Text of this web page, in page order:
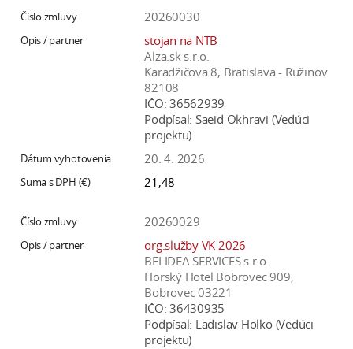
20260030
stojan na NTB
Alza.sk s.r.o.
Karadžičova 8, Bratislava - Ružinov
82108
IČO: 36562939
Podpísal: Saeid Okhravi (Vedúci
projektu)
20. 4. 2026
21,48
20260029
org.služby VK 2026
BELIDEA SERVICES s.r.o.
Horský Hotel Bobrovec 909,
Bobrovec 03221
IČO: 36430935
Podpísal: Ladislav Holko (Vedúci
projektu)